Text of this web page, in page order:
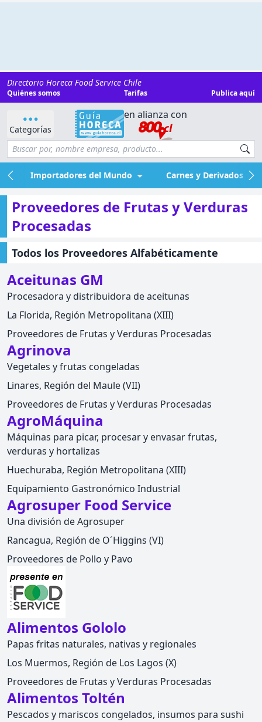
Directorio Horeca Food Service Chile
Quiénes somos Tarifas Publica aquí
Categorías
en alianza con
Importadores del Mundo Carnes y Derivados
Proveedores de Frutas y Verduras
Procesadas
Todos los Proveedores Alfabéticamente
Aceitunas GM
Procesadora y distribuidora de aceitunas
La Florida, Región Metropolitana (XIII)
Proveedores de Frutas y Verduras Procesadas
Agrinova
Vegetales y frutas congeladas
Linares, Región del Maule (VII)
Proveedores de Frutas y Verduras Procesadas
AgroMáquina
Máquinas para picar, procesar y envasar frutas,
verduras y hortalizas
Huechuraba, Región Metropolitana (XIII)
Equipamiento Gastronómico Industrial
Agrosuper Food Service
Una división de Agrosuper
Rancagua, Región de O´Higgins (VI)
Proveedores de Pollo y Pavo
Alimentos Gololo
Papas fritas naturales, nativas y regionales
Los Muermos, Región de Los Lagos (X)
Proveedores de Frutas y Verduras Procesadas
Alimentos Toltén
Pescados y mariscos congelados, insumos para sushi